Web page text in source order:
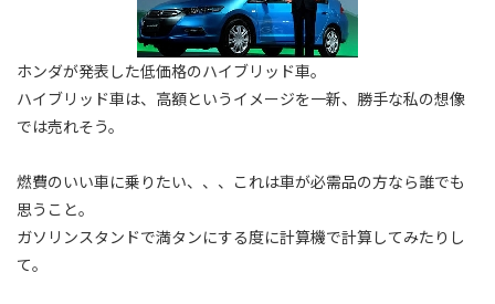
ホンダが発表した低価格のハイブリッド車。
ハイブリッド車は、高額というイメージを一新、勝手な私の想像
では売れそう。
燃費のいい車に乗りたい、、、これは車が必需品の方なら誰でも
思うこと。
ガソリンスタンドで満タンにする度に計算機で計算してみたりし
て。